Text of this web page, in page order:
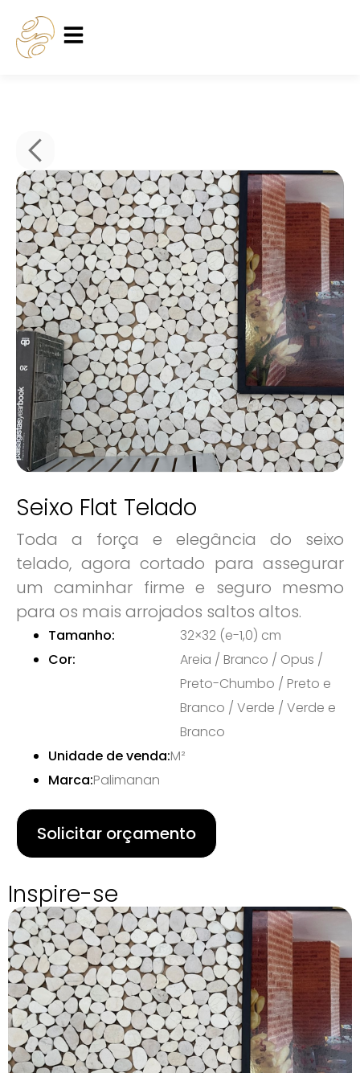
Tamanho:
32×32 (e-1,0) cm
Cor:
Areia / Branco / Opus /
Preto-Chumbo / Preto e
Branco / Verde / Verde e
Branco
Unidade de venda:M²
Marca:Palimanan
Solicitar orçamento
Seixo Flat Telado
Toda a força e elegância do seixo
telado, agora cortado para assegurar
um caminhar firme e seguro mesmo
para os mais arrojados saltos altos.
Inspire-se